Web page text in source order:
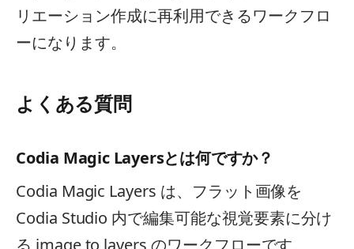
リエーション作成に再利用できるワークフロ
ーになります。
よくある質問
Codia Magic Layersとは何ですか？
Codia Magic Layers は、フラット画像を
Codia Studio 内で編集可能な視覚要素に分け
る image to layers のワークフローです。